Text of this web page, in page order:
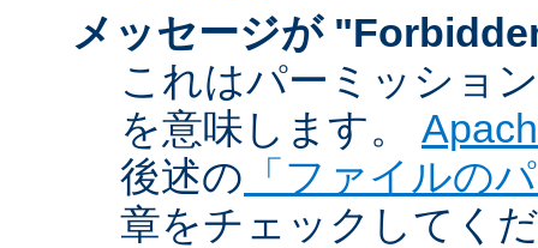
メッセージが
これはパーミッショ
を意味します。
後述の 「ファイルの
章をチェックしてく